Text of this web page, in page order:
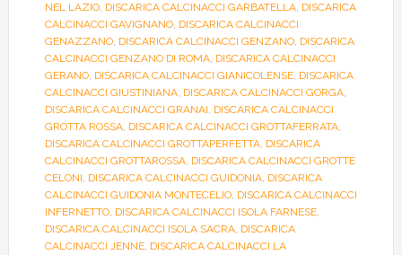
NEL LAZIO, DISCARICA CALCINACCI GARBATELLA, DISCARICA
CALCINACCI GAVIGNANO, DISCARICA CALCINACCI
GENAZZANO, DISCARICA CALCINACCI GENZANO, DISCARICA
CALCINACCI GENZANO DI ROMA, DISCARICA CALCINACCI
GERANO, DISCARICA CALCINACCI GIANICOLENSE, DISCARICA
CALCINACCI GIUSTINIANA, DISCARICA CALCINACCI GORGA,
DISCARICA CALCINACCI GRANAI, DISCARICA CALCINACCI
GROTTA ROSSA, DISCARICA CALCINACCI GROTTAFERRATA,
DISCARICA CALCINACCI GROTTAPERFETTA, DISCARICA
CALCINACCI GROTTAROSSA, DISCARICA CALCINACCI GROTTE
CELONI, DISCARICA CALCINACCI GUIDONIA, DISCARICA
CALCINACCI GUIDONIA MONTECELIO, DISCARICA CALCINACCI
INFERNETTO, DISCARICA CALCINACCI ISOLA FARNESE,
DISCARICA CALCINACCI ISOLA SACRA, DISCARICA
CALCINACCI JENNE, DISCARICA CALCINACCI LA